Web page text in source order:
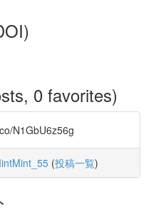
0 favorites)
N1GbU6z56g
(投稿一覧)